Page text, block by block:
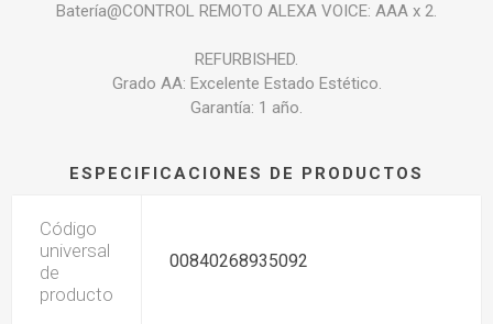
Batería@CONTROL REMOTO ALEXA VOICE: AAA x 2.
REFURBISHED.
Grado AA: Excelente Estado Estético.
Garantía: 1 año.
ESPECIFICACIONES DE PRODUCTOS
Código
universal
de
producto
00840268935092